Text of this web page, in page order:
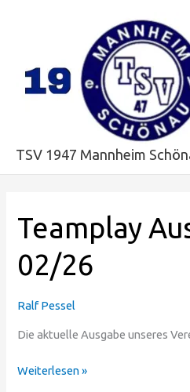
TSV 1947 Mannheim
Teamplay
02/26
Ralf Pessel
Die aktuelle Ausgabe unseres
Teamplay
Ausgabe
02/26
Weiterlesen »